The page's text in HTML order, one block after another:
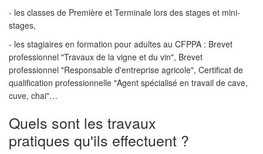
- les classes de Première et Terminale lors des stages et mini-
stages,
- les stagiaires en formation pour adultes au CFPPA : Brevet
professionnel "Travaux de la vigne et du vin", Brevet
professionnel "Responsable d'entreprise agricole", Certificat de
qualification professionnelle "Agent spécialisé en travail de cave,
cuve, chai"…
Quels sont les travaux
pratiques qu'ils effectuent ?